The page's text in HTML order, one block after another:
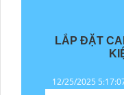
LẮP ĐẶT
12/25/2025